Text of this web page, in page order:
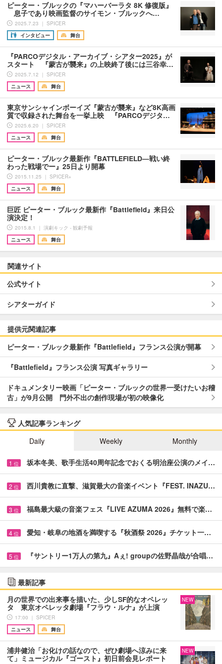
ピーター・ブルックの『マハーバーラタ 8K 修復版』
息子であり映画監督のサイモン・ブルックへ…
2025.7.23 ｜ SPICER
インタビュー
舞台
『PARCOデジタル・アーカイブ・シアター2025』が
スタート 『蒙古が襲来』の上映終了後には三谷幸…
2025.7.12 ｜ SPICER
ニュース
舞台
東京サンシャインボーイズ『蒙古が襲来』など8K高画
質で収録された舞台を一挙上映 『PARCOデジタ…
2025.6.20 ｜ SPICER
ニュース
舞台
ピーター・ブルック最新作『BATTLEFIELD—戦い終
わった戦場でー』25日より開幕
2015.11.25 ｜ SPICER+
ニュース
舞台
巨匠 ピーター・ブルック最新作『Battlefield』来日公
演決定！
2015.8.1 ｜ 演劇キック - 観劇予報
ニュース
舞台
関連サイト
公式サイト
シアターガイド
提供元関連記事
ピーター・ブルック最新作『Battlefield』フランス公演が開幕
『Battlefield』フランス公演 写真ギャラリー
ドキュメンタリー映画「ピーター・ブルックの世界一受けたいお稽
古」が9月公開 門外不出の創作現場が初の映像化
人気記事ランキング
Daily
Weekly Monthly
1 位 坂本冬美、歌手生活40周年記念でおくる明治座公演のメイ…
2 位 西川貴教に直撃、滋賀最大の音楽イベント『FEST. INAZU…
3 位 福島最大級の音楽フェス『LIVE AZUMA 2026』無料で楽…
4 位 愛知・岐阜の地酒を満喫する『秋酒祭 2026』チケット一…
5 位 『サントリー1万人の第九』Aぇ! groupの佐野晶哉が合唱…
最新記事
月の世界での出来事を描いた、少しSF的なオペレッ
タ 東京オペレッタ劇場『フラウ・ルナ』が上演
17:00 ｜ SPICER
ニュース
舞台
NEW
浦井健治「お化けの話なので、ぜひ劇場へ涼みに来
て」ミュージカル『ゴースト』初日前会見レポート
NEW